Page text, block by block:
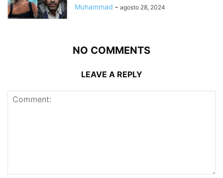
Muhammad - agosto 28, 2024
NO COMMENTS
LEAVE A REPLY